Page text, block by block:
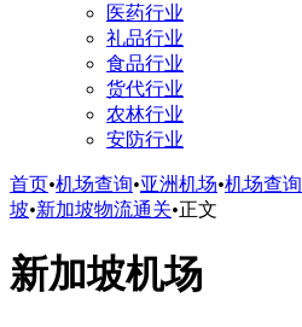
医药行业
礼品行业
食品行业
货代行业
农林行业
安防行业
首页•机场查询•亚洲机场•机场查询
坡•新加坡物流通关•正文
新加坡机场